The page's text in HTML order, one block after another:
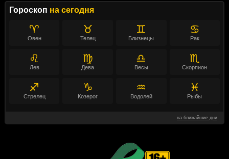
Гороскоп на сегодня
♈
Овен
♉
Телец
♊
Близнецы
♋
Рак
♌
Лев
♍
Дева
♎
Весы
♏
Скорпион
♐
Стрелец
♑
Козерог
♒
Водолей
♓
Рыбы
на ближайшие дни